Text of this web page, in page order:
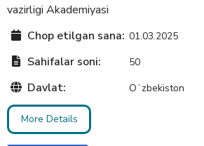
vazirligi Akademiyasi
Chop etilgan sana: 01.03.2025
Sahifalar soni: 50
Davlat: Oʻzbekiston
More Details